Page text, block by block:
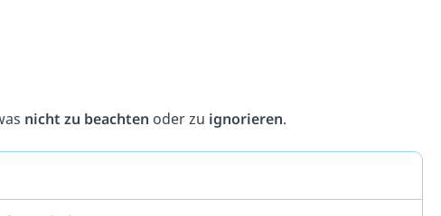
nicht zu beachten oder zu ignorieren.